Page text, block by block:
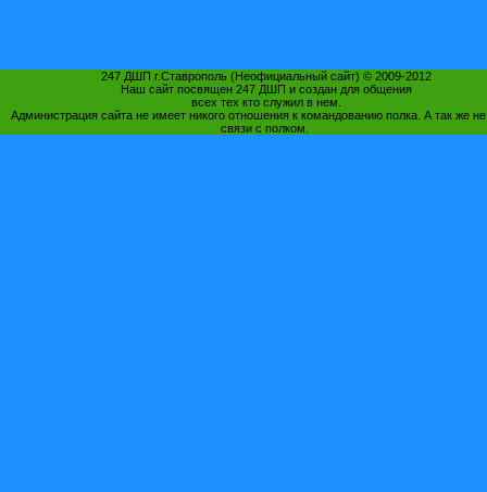
247 ДШП г.Ставрополь (Неофициальный сайт) © 2009-2012
Наш сайт посвящен 247 ДШП и создан для общения
всех тех кто служил в нем.
Администрация сайта не имеет никого отношения к командованию полка. А так же
связи с полком.